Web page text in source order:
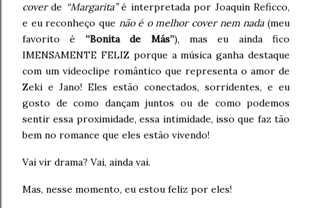
coverde “Margarita”é interpretada por Joaquín Reficco,
e eu reconheço que não é o melhor cover nem nada(meu
favorito é “Bonita de Más”), mas eu ainda fico
IMENSAMENTE FELIZ porque a música ganha destaque
com um videoclipe romântico que representa o amor de
Zeki e Jano! Eles estão conectados, sorridentes, e eu
gosto de como dançam juntos ou de como podemos
sentir essa proximidade, essa intimidade, isso que faz tão
bem no romance que eles estão vivendo!
Vai vir drama? Vai, ainda vai.
Mas, nesse momento, eu estou feliz por eles!